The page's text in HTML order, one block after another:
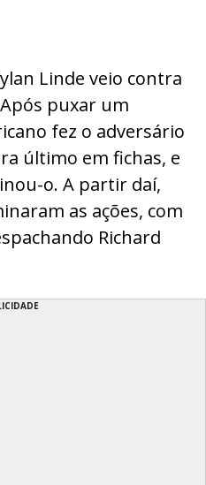
Linde veio contra
puxar um
fez o adversário
último em fichas, e
o. A partir daí,
as ações, com
Richard